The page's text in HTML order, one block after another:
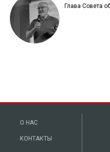
Глава Совета
О НАС
КОНТАКТЫ